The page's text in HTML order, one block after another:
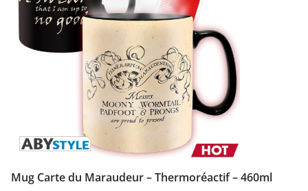
Mug Carte du Maraudeur – Thermoréactif – 460ml